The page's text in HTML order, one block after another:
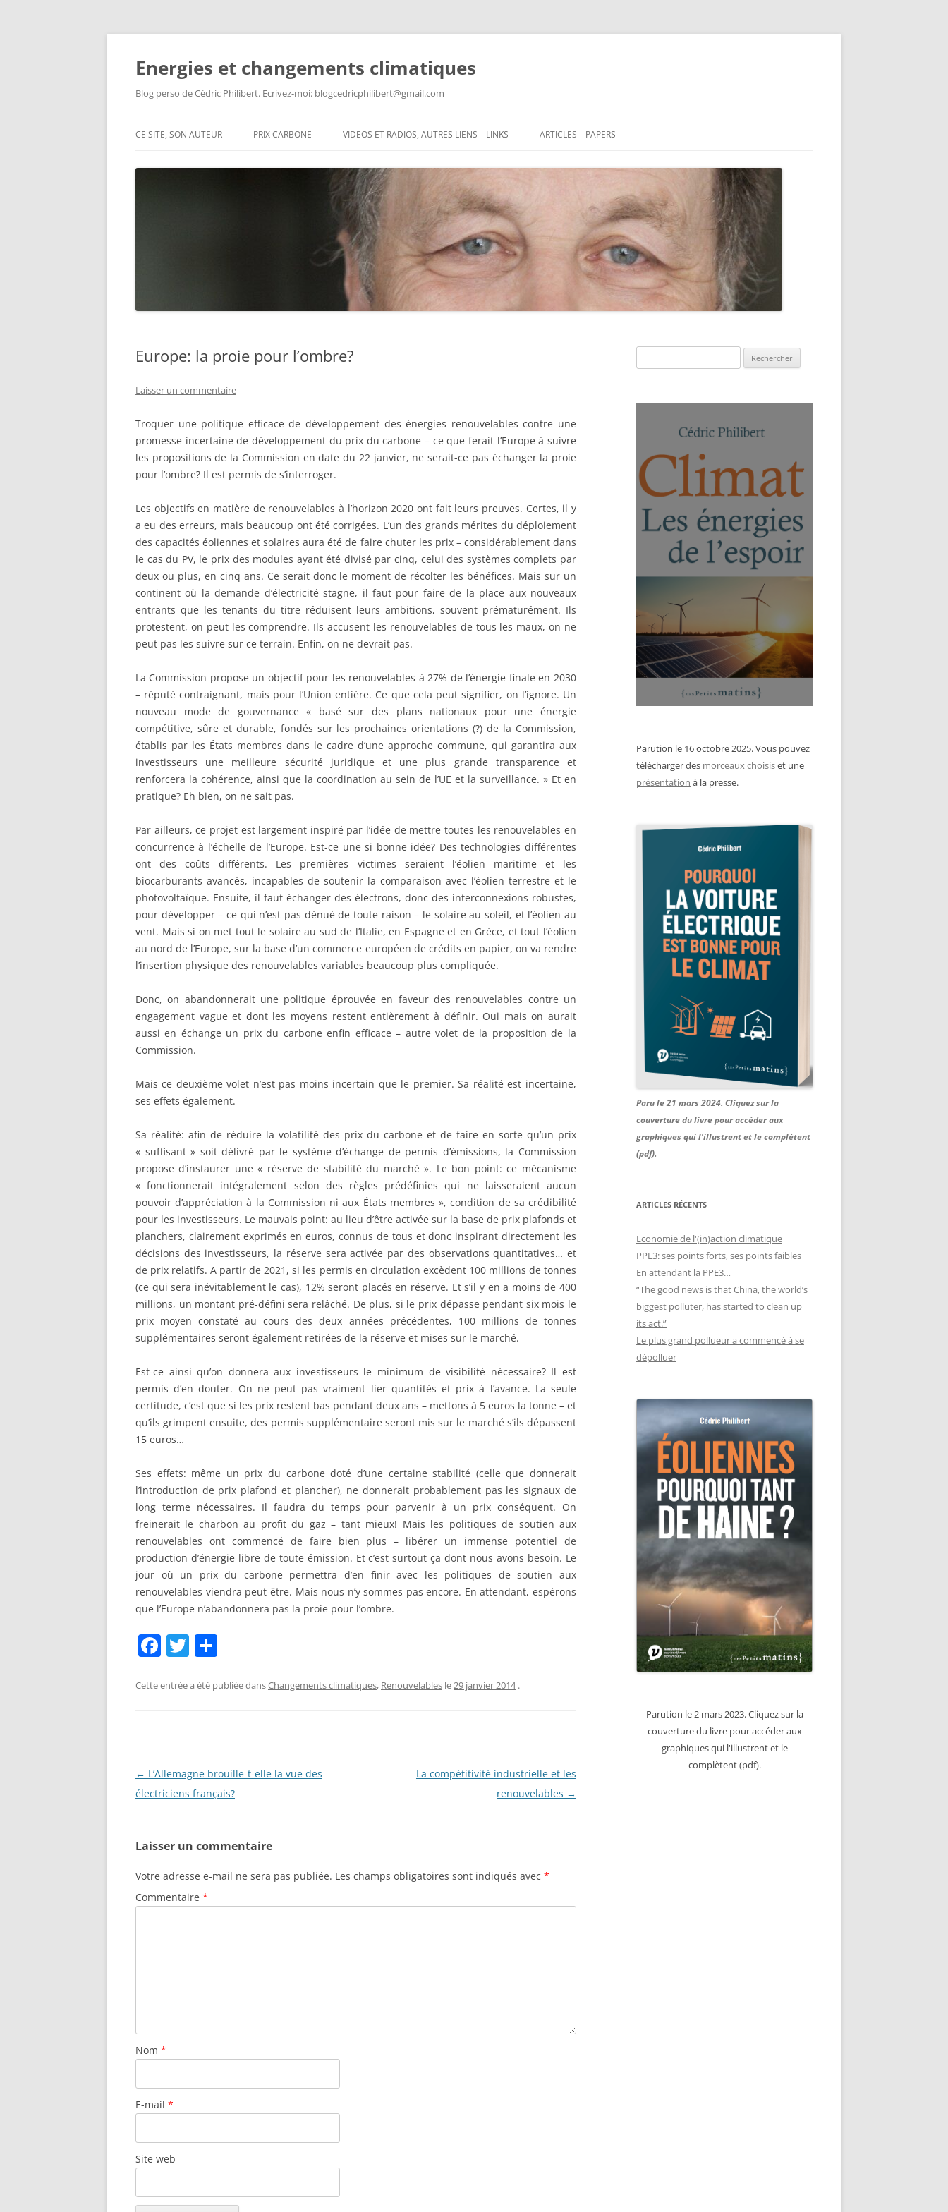
Aller
Energies et changements climatiques
Blog perso de Cédric Philibert. Ecrivez-moi: blogcedricphilibert@gmail.com
CE SITE, SON AUTEUR PRIX CARBONE VIDEOS ET RADIOS, AUTRES LIENS – LINKS ARTICLES – PAPERS
Europe: la proie pour l’ombre?
Laisser un commentaire
Troquer une politique efficace de développement des énergies renouvelables contre une
promesse incertaine de développement du prix du carbone – ce que ferait l’Europe à suivre
les propositions de la Commission en date du 22 janvier, ne serait-ce pas échanger la proie
pour l’ombre? Il est permis de s’interroger.
Les objectifs en matière de renouvelables à l’horizon 2020 ont fait leurs preuves. Certes, il y
a eu des erreurs, mais beaucoup ont été corrigées. L’un des grands mérites du déploiement
des capacités éoliennes et solaires aura été de faire chuter les prix – considérablement dans
le cas du PV, le prix des modules ayant été divisé par cinq, celui des systèmes complets par
deux ou plus, en cinq ans. Ce serait donc le moment de récolter les bénéfices. Mais sur un
continent où la demande d’électricité stagne, il faut pour faire de la place aux nouveaux
entrants que les tenants du titre réduisent leurs ambitions, souvent prématurément. Ils
protestent, on peut les comprendre. Ils accusent les renouvelables de tous les maux, on ne
peut pas les suivre sur ce terrain. Enfin, on ne devrait pas.
La Commission propose un objectif pour les renouvelables à 27% de l’énergie finale en 2030
– réputé contraignant, mais pour l’Union entière. Ce que cela peut signifier, on l’ignore. Un
nouveau mode de gouvernance « basé sur des plans nationaux pour une énergie
compétitive, sûre et durable, fondés sur les prochaines orientations (?) de la Commission,
établis par les États membres dans le cadre d’une approche commune, qui garantira aux
investisseurs une meilleure sécurité juridique et une plus grande transparence et
renforcera la cohérence, ainsi que la coordination au sein de l’UE et la surveillance. » Et en
pratique? Eh bien, on ne sait pas.
Par ailleurs, ce projet est largement inspiré par l’idée de mettre toutes les renouvelables en
concurrence à l’échelle de l’Europe. Est-ce une si bonne idée? Des technologies différentes
ont des coûts différents. Les premières victimes seraient l’éolien maritime et les
biocarburants avancés, incapables de soutenir la comparaison avec l’éolien terrestre et le
photovoltaïque. Ensuite, il faut échanger des électrons, donc des interconnexions robustes,
pour développer – ce qui n’est pas dénué de toute raison – le solaire au soleil, et l’éolien au
vent. Mais si on met tout le solaire au sud de l’Italie, en Espagne et en Grèce, et tout l’éolien
au nord de l’Europe, sur la base d’un commerce européen de crédits en papier, on va rendre
l’insertion physique des renouvelables variables beaucoup plus compliquée.
Donc, on abandonnerait une politique éprouvée en faveur des renouvelables contre un
engagement vague et dont les moyens restent entièrement à définir. Oui mais on aurait
aussi en échange un prix du carbone enfin efficace – autre volet de la proposition de la
Commission.
Mais ce deuxième volet n’est pas moins incertain que le premier. Sa réalité est incertaine,
ses effets également.
Sa réalité: afin de réduire la volatilité des prix du carbone et de faire en sorte qu’un prix
« suffisant » soit délivré par le système d’échange de permis d’émissions, la Commission
propose d’instaurer une « réserve de stabilité du marché ». Le bon point: ce mécanisme
« fonctionnerait intégralement selon des règles prédéfinies qui ne laisseraient aucun
pouvoir d’appréciation à la Commission ni aux États membres », condition de sa crédibilité
pour les investisseurs. Le mauvais point: au lieu d’être activée sur la base de prix plafonds et
planchers, clairement exprimés en euros, connus de tous et donc inspirant directement les
décisions des investisseurs, la réserve sera activée par des observations quantitatives… et
de prix relatifs. A partir de 2021, si les permis en circulation excèdent 100 millions de tonnes
(ce qui sera inévitablement le cas), 12% seront placés en réserve. Et s’il y en a moins de 400
millions, un montant pré-défini sera relâché. De plus, si le prix dépasse pendant six mois le
prix moyen constaté au cours des deux années précédentes, 100 millions de tonnes
supplémentaires seront également retirées de la réserve et mises sur le marché.
Est-ce ainsi qu’on donnera aux investisseurs le minimum de visibilité nécessaire? Il est
permis d’en douter. On ne peut pas vraiment lier quantités et prix à l’avance. La seule
certitude, c’est que si les prix restent bas pendant deux ans – mettons à 5 euros la tonne – et
qu’ils grimpent ensuite, des permis supplémentaire seront mis sur le marché s’ils dépassent
15 euros…
Ses effets: même un prix du carbone doté d’une certaine stabilité (celle que donnerait
l’introduction de prix plafond et plancher), ne donnerait probablement pas les signaux de
long terme nécessaires. Il faudra du temps pour parvenir à un prix conséquent. On
freinerait le charbon au profit du gaz – tant mieux! Mais les politiques de soutien aux
renouvelables ont commencé de faire bien plus – libérer un immense potentiel de
production d’énergie libre de toute émission. Et c’est surtout ça dont nous avons besoin. Le
jour où un prix du carbone permettra d’en finir avec les politiques de soutien aux
renouvelables viendra peut-être. Mais nous n’y sommes pas encore. En attendant, espérons
que l’Europe n’abandonnera pas la proie pour l’ombre.
F
c
o
k
T
itt ta
Cette entrée a été publiée dansChangements climatiques, Renouvelables le29 janvier 2014 .
Navigation
des
← L’Allemagne brouille-t-elle la vue des
électriciens français?
La compétitivité industrielle et les
renouvelables →
Laisser un commentaire
Votre adresse e-mail ne sera pas publiée. Les champs obligatoires sont indiqués avec *
Commentaire *
Nom *
E-mail *
Site web
Parution le 16 octobre 2025. Vous pouvez
télécharger des morceaux choisiset une
présentation à la presse.
Paru le 21 mars 2024. Cliquez sur la
couverture du livre pour accéder aux
graphiques qui l'illustrent et le complètent
(pdf).
ARTICLES RÉCENTS
Economie de l'(in)action climatique
PPE3: ses points forts, ses points faibles
En attendant la PPE3…
“The good news is that China, the world’s
biggest polluter, has started to clean up
its act.”
Le plus grand pollueur a commencé à se
dépolluer
Parution le 2 mars 2023. Cliquez sur la
couverture du livre pour accéder aux
graphiques qui l'illustrent et le
complètent (pdf).